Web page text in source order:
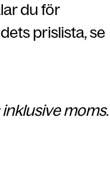
du för
prislista, se
moms.